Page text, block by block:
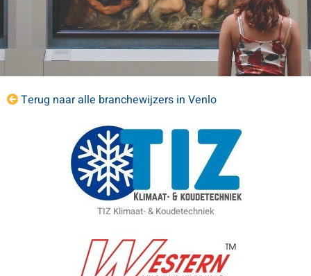
Terug naar alle branchewijzers in Venlo
TIZ Klimaat- & Koudetechniek